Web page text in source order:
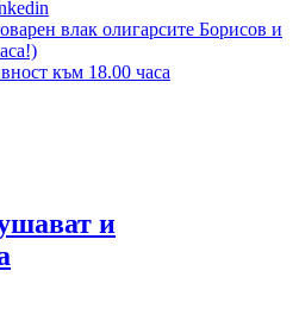
влак олигарсите Борисов и
към 18.00 часа
и